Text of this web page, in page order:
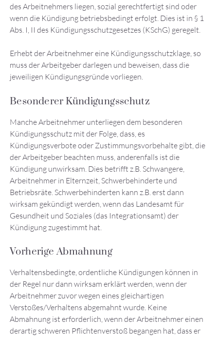
des Arbeitnehmers liegen, sozial gerechtfertigt sind oder
wenn die Kündigung betriebsbedingt erfolgt. Dies ist in § 1
Abs. I, II des Kündigungsschutzgesetzes (KSchG) geregelt.
Erhebt der Arbeitnehmer eine Kündigungsschutzklage, so
muss der Arbeitgeber darlegen und beweisen, dass die
jeweiligen Kündigungsgründe vorliegen.
Besonderer Kündigungsschutz
Manche Arbeitnehmer unterliegen dem besonderen
Kündigungsschutz mit der Folge, dass, es
Kündigungsverbote oder Zustimmungsvorbehalte gibt, die
der Arbeitgeber beachten muss, anderenfalls ist die
Kündigung unwirksam. Dies betrifft z.B. Schwangere,
Arbeitnehmer in Elternzeit, Schwerbehinderte und
Betriebsräte. Schwerbehinderten kann z.B. erst dann
wirksam gekündigt werden, wenn das Landesamt für
Gesundheit und Soziales (das Integrationsamt) der
Kündigung zugestimmt hat.
Vorherige Abmahnung
Verhaltensbedingte, ordentliche Kündigungen können in
der Regel nur dann wirksam erklärt werden, wenn der
Arbeitnehmer zuvor wegen eines gleichartigen
Verstoßes/Verhaltens abgemahnt wurde. Keine
Abmahnung ist erforderlich, wenn der Arbeitnehmer einen
derartig schweren Pflichtenverstoß begangen hat, dass er